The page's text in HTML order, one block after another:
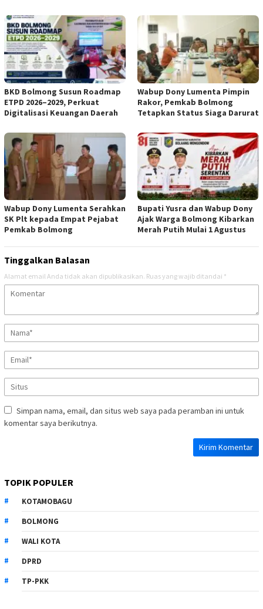
BKD Bolmong Susun Roadmap
ETPD 2026–2029, Perkuat
Digitalisasi Keuangan Daerah
Wabup Dony Lumenta Pimpin
Rakor, Pemkab Bolmong
Tetapkan Status Siaga Darurat
Wabup Dony Lumenta Serahkan
SK Plt kepada Empat Pejabat
Pemkab Bolmong
Bupati Yusra dan Wabup Dony
Ajak Warga Bolmong Kibarkan
Merah Putih Mulai 1 Agustus
Tinggalkan Balasan
Alamat email Anda tidak akan dipublikasikan. Ruas yang wajib ditandai *
Simpan nama, email, dan situs web saya pada peramban ini untuk
komentar saya berikutnya.
TOPIK POPULER
KOTAMOBAGU
BOLMONG
WALI KOTA
DPRD
TP-PKK